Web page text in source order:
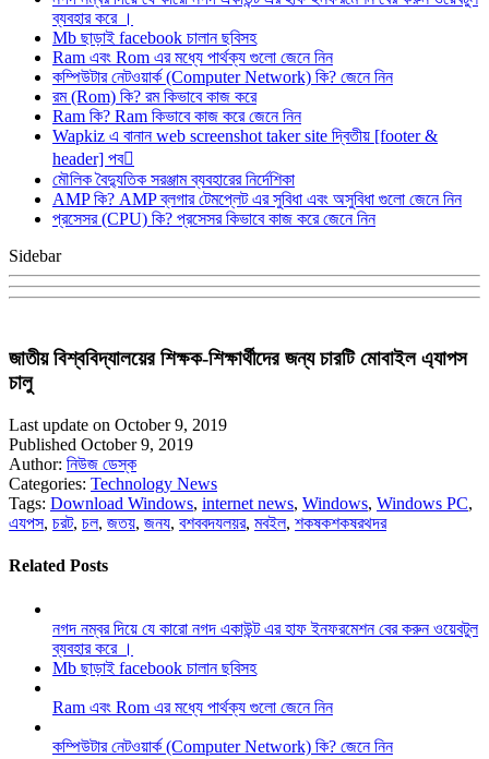
ব্যবহার করে ।
Mb ছাড়াই facebook চালান ছবিসহ
Ram এবং Rom এর মধ্যে পার্থক্য গুলো জেনে নিন
কম্পিউটার নেটওয়ার্ক (Computer Network) কি? জেনে নিন
রম (Rom) কি? রম কিভাবে কাজ করে
Ram কি? Ram কিভাবে কাজ করে জেনে নিন
Wapkiz এ বানান web screenshot taker site দ্বিতীয় [footer &
header] পব
মৌলিক বৈদ্যুতিক সরঞ্জাম ব্যবহারের নির্দেশিকা
AMP কি? AMP ব্লগার টেমপ্লেট এর সুবিধা এবং অসুবিধা গুলো জেনে নিন
প্রসেসর (CPU) কি? প্রসেসর কিভাবে কাজ করে জেনে নিন
Sidebar
জাতীয় বিশ্ববিদ্যালয়ের শিক্ষক-শিক্ষার্থীদের জন্য চারটি মোবাইল এ্যাপস
চালু
Last update on October 9, 2019
Published October 9, 2019
Author: নিউজ ডেস্ক
Categories: Technology News
Tags: Download Windows, internet news, Windows, Windows PC,
এযপস, চরট, চল, জতয়, জনয, বশববদযলয়র, মবইল, শকষকশকষরথদর
Related Posts
নগদ নম্বর দিয়ে যে কারো নগদ একাউন্ট এর হাফ ইনফরমেশন বের করুন ওয়েবটুল
ব্যবহার করে ।
Mb ছাড়াই facebook চালান ছবিসহ
Ram এবং Rom এর মধ্যে পার্থক্য গুলো জেনে নিন
কম্পিউটার নেটওয়ার্ক (Computer Network) কি? জেনে নিন